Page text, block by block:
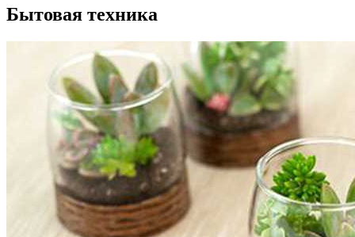
Бытовая техника